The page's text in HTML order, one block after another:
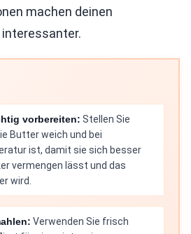
machen deinen
vorbereiten: Stellen Sie
Butter weich und bei
ist, damit sie sich besser
vermengen lässt und das
wird.
Verwenden Sie frisch